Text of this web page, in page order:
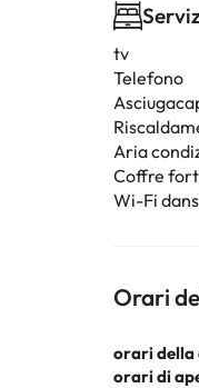
tv
Telefono
Aria
Coffre fort
Wi-Fi
Orari
orari della
orari di